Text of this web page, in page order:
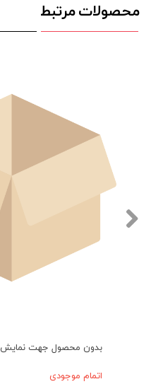
محصولات مرتبط
بدون محصول جهت نمایش
اتمام موجودی